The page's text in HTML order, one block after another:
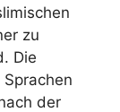
zu
Die
der